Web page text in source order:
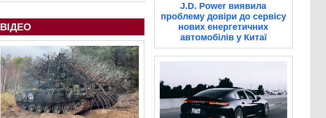
ВІДЕО
J.D. Power виявила
проблему довіри до сервісу
нових енергетичних
автомобілів у Китаї